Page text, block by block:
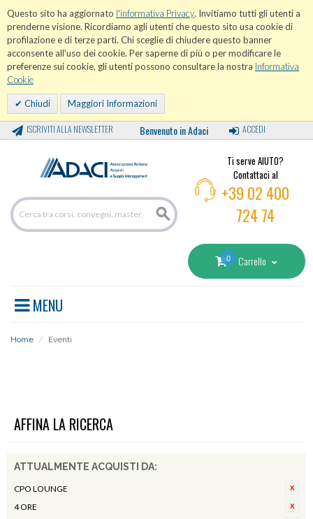
Questo sito ha aggiornato l'informativa Privacy. Invitiamo tutti gli utenti a
prenderne visione. Ricordiamo agli utenti che questo sito usa cookie di
profilazione e di terze parti. Chi sceglie di chiudere questo banner
acconsente all'uso dei cookie. Per saperne di più o per modificare le
preferenze sui cookie, gli utenti possono consultare la nostra Informativa
Cookie
Chiudi Maggiori Informazioni
ISCRIVITI ALLA NEWSLETTER Benvenuto in Adaci ACCEDI
Ti serve AIUTO?
Contattaci al
+39 02 400
724 74
0 Carrello
MENU
Home / Eventi
AFFINA LA RICERCA
ATTUALMENTE ACQUISTI DA:
CPO LOUNGE
4 ORE